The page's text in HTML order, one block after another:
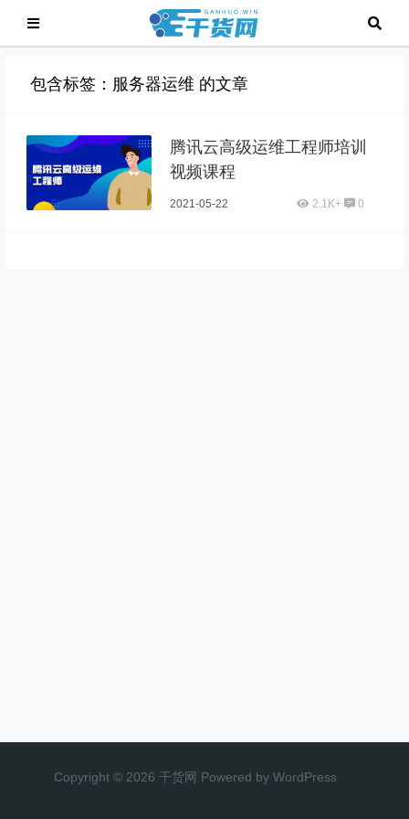
包含标签：服务器运维 的文章
腾讯云高级运维工程师培训
视频课程
2021-05-22 2.1K+ 0
Copyright © 2026 干货网 Powered by WordPress